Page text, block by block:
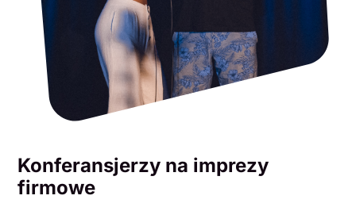
Konferansjerzy na imprezy
firmowe